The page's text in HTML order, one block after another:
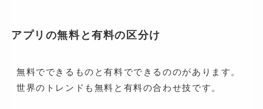
アプリの無料と有料の区分け
無料でできるものと有料でできるののがあります。
世界のトレンドも無料と有料の合わせ技です。